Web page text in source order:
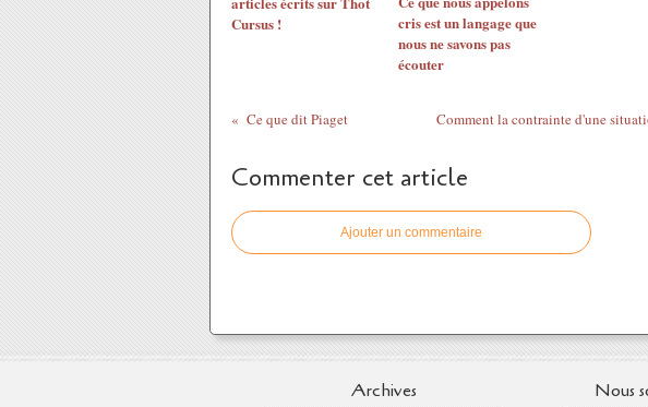
Cursus !
cris est un langage que
nous ne savons pas
écouter
Ce que dit Piaget Comment la contrainte d'une
Commenter cet article
Ajouter un commentaire
Archives Nous